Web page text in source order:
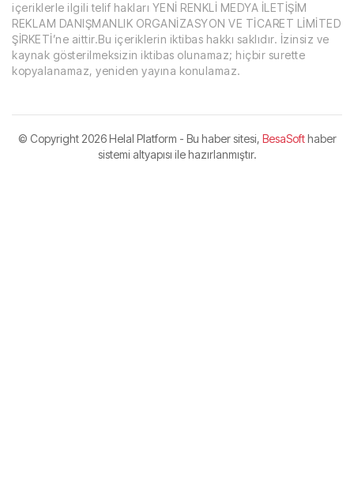
içeriklerle ilgili telif hakları YENİ RENKLİ MEDYA İLETİŞİM
REKLAM DANIŞMANLIK ORGANİZASYON VE TİCARET LİMİTED
ŞİRKETİ’ne aittir.Bu içeriklerin iktibas hakkı saklıdır. İzinsiz ve
kaynak gösterilmeksizin iktibas olunamaz; hiçbir surette
kopyalanamaz, yeniden yayına konulamaz.
© Copyright2026 Helal Platform - Bu haber sitesi, BesaSofthaber
sistemi altyapısı ile hazırlanmıştır.